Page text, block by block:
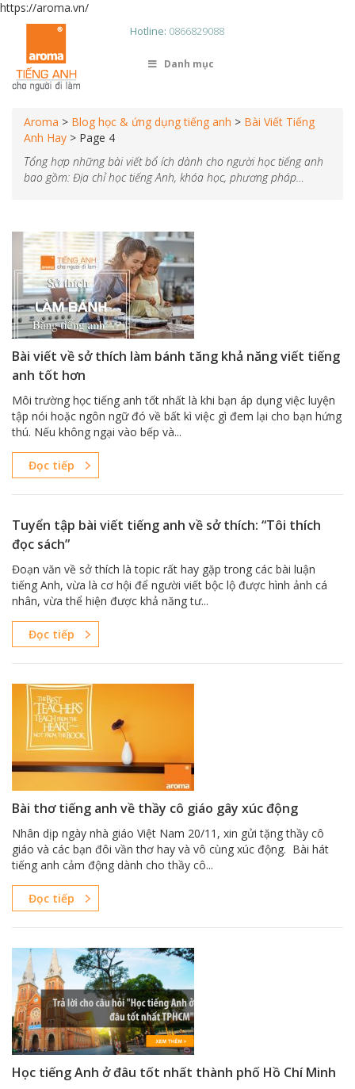
https://aroma.vn/
Hotline: 0866829088
Danh mục
Aroma > Blog học & ứng dụng tiếng anh > Bài Viết Tiếng
Anh Hay > Page 4
Tổng hợp những bài viết bổ ích dành cho người học tiếng anh
bao gồm: Địa chỉ học tiếng Anh, khóa học, phương pháp…
Bài viết về sở thích làm bánh tăng khả năng viết tiếng
anh tốt hơn
Môi trường học tiếng anh tốt nhất là khi bạn áp dụng việc luyện
tập nói hoặc ngôn ngữ đó về bất kì việc gì đem lại cho bạn hứng
thú. Nếu không ngại vào bếp và...
Đọc tiếp
Tuyển tập bài viết tiếng anh về sở thích: “Tôi thích
đọc sách”
Đoạn văn về sở thích là topic rất hay gặp trong các bài luận
tiếng Anh, vừa là cơ hội để người viết bộc lộ được hình ảnh cá
nhân, vừa thể hiện được khả năng tư...
Đọc tiếp
Bài thơ tiếng anh về thầy cô giáo gây xúc động
Nhân dịp ngày nhà giáo Việt Nam 20/11, xin gửi tặng thầy cô
giáo và các bạn đôi vần thơ hay và vô cùng xúc động. Bài hát
tiếng anh cảm động dành cho thầy cô...
Đọc tiếp
Học tiếng Anh ở đâu tốt nhất thành phố Hồ Chí Minh